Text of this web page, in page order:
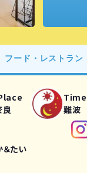
フード・レストラン
良
難波
＆たい